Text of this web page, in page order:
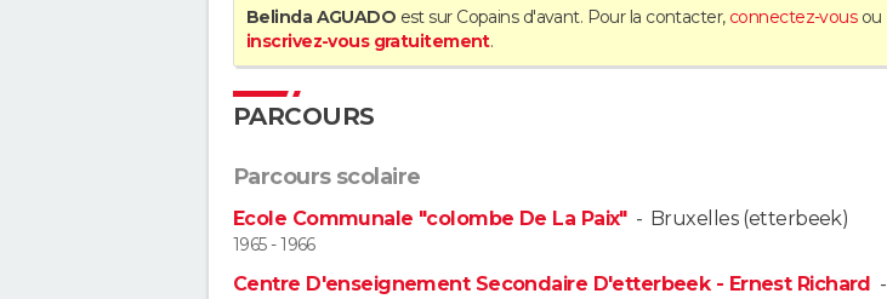
Belinda AGUADO est sur Copains d'avant. Pour la contacter, connectez-vousou
inscrivez-vous gratuitement.
PARCOURS
Parcours scolaire
Ecole Communale "colombe De La Paix"- Bruxelles (etterbeek)
1965 - 1966
Centre D'enseignement Secondaire D'etterbeek - Ernest Richard
-